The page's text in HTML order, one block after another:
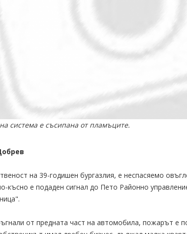
система е съсипана от пламъците.
на 39-годишен бургазлия, е неспасяемо
късно е подаден сигнал до Пето Районно
от предната част на автомобила, пожарът е